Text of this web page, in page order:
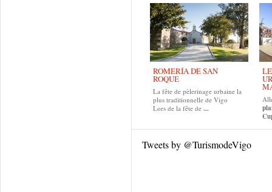
ROMERÍA DE SAN
ROQUE
La fête de pèlerinage urbaine la
plus traditionnelle de Vigo
Lors de la fête de ...
Tweets by @TurismodeVigo